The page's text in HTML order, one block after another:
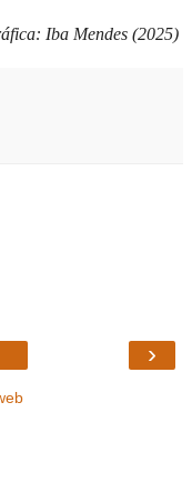
Iba Mendes (2025)
›